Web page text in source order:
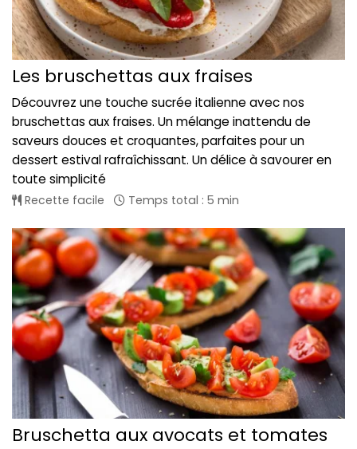
Les bruschettas aux fraises
Découvrez une touche sucrée italienne avec nos
bruschettas aux fraises. Un mélange inattendu de
saveurs douces et croquantes, parfaites pour un
dessert estival rafraîchissant. Un délice à savourer en
toute simplicité
Recette facile Temps total : 5 min
Bruschetta aux avocats et tomates